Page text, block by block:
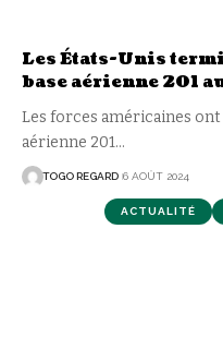
Les États-Unis
base aérienne 201
Les forces américaines
aérienne 201…
TOGO REGARD 6 AOÛT 2024
ACTUALITÉ